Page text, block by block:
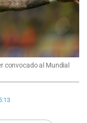
convocado al Mundial